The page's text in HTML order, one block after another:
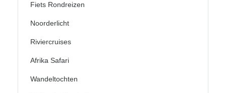
Fiets Rondreizen
Noorderlicht
Riviercruises
Afrika Safari
Wandeltochten